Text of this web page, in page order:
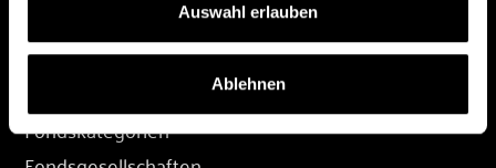
Auswahl erlauben
Ablehnen
FONDS
Fondskategorien